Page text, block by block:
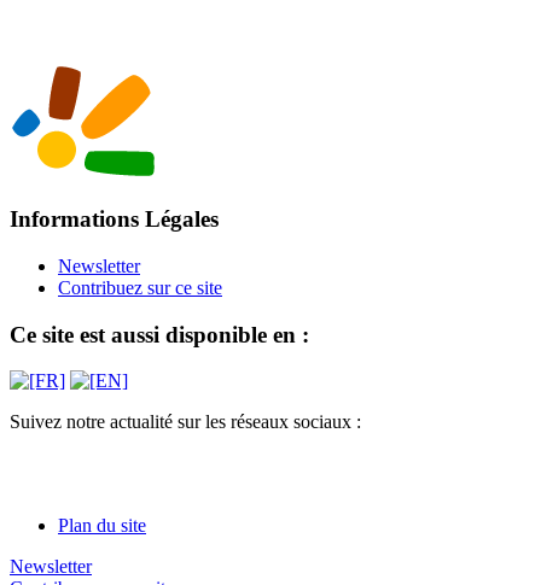
Informations Légales
Newsletter
Contribuez sur ce site
Ce site est aussi disponible en :
Suivez notre actualité sur les réseaux sociaux :
Plan du site
Newsletter